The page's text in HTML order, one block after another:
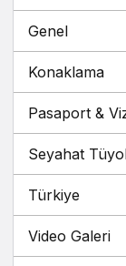
Genel
Konaklama
Pasaport &
Seyahat
Türkiye
Video Galeri